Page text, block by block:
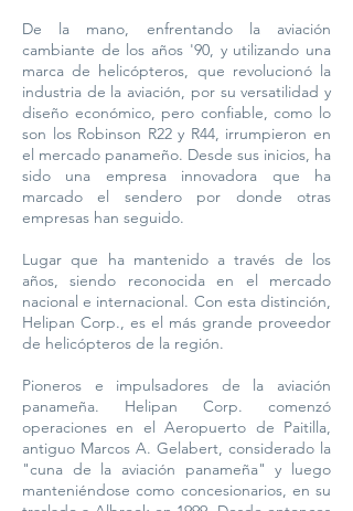
De la mano, enfrentando la aviación
cambiante de los años '90, y utilizando una
marca de helicópteros, que revolucionó la
industria de la aviación, por su versatilidad y
diseño económico, pero confiable, como lo
son los Robinson R22 y R44, irrumpieron en
el mercado panameño. Desde sus inicios, ha
sido una empresa innovadora que ha
marcado el sendero por donde otras
empresas han seguido.
Lugar que ha mantenido a través de los
años, siendo reconocida en el mercado
nacional e internacional. Con esta distinción,
Helipan Corp., es el más grande proveedor
de helicópteros de la región.
Pioneros e impulsadores de la aviación
panameña. Helipan Corp. comenzó
operaciones en el Aeropuerto de Paitilla,
antiguo Marcos A. Gelabert, considerado la
"cuna de la aviación panameña" y luego
manteniéndose como concesionarios, en su